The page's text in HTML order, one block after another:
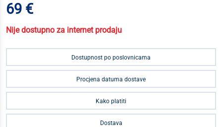
69 €
Nije dostupno za internet prodaju
Dostupnost po poslovnicama
Procjena datuma dostave
Kako platiti
Dostava